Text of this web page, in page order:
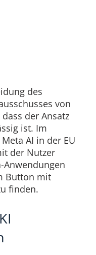
des
von
der Ansatz
ist. Im
AI in der EU
der Nutzer
Button mit
finden.